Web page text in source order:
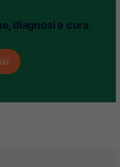
diagnosi e cura.